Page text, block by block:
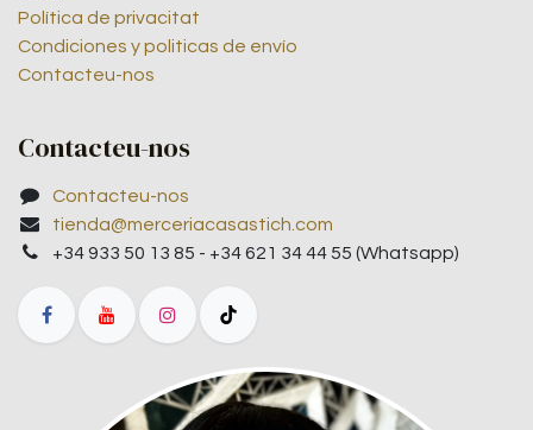
Política de privacitat
Condiciones y politicas de envío
Contacteu-nos
Contacteu-nos
Contacteu-nos
tienda@merceriacasastich.com
+34 933 50 13 85 - +34 621 34 44 55 (Whatsapp)